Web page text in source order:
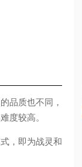
品质也不同，
度较高。
，即为战灵和